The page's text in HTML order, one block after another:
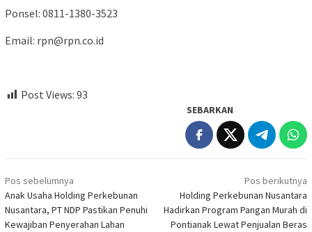
Ponsel: 0811-1380-3523
Email: rpn@rpn.co.id
Post Views: 93
SEBARKAN
Navigasi
pos
Pos sebelumnya
Anak Usaha Holding Perkebunan
Nusantara, PT NDP Pastikan Penuhi
Kewajiban Penyerahan Lahan
Pos berikutnya
Holding Perkebunan Nusantara
Hadirkan Program Pangan Murah di
Pontianak Lewat Penjualan Beras